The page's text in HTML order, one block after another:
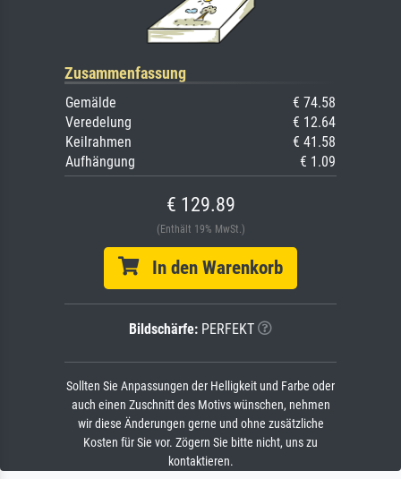
Zusammenfassung
Gemälde
€ 74.58
Veredelung
€ 12.64
Keilrahmen
€ 41.58
Aufhängung
€ 1.09
€ 129.89
(Enthält 19% MwSt.)
In den Warenkorb
Bildschärfe: PERFEKT
Sollten Sie Anpassungen der Helligkeit und Farbe oder
auch einen Zuschnitt des Motivs wünschen, nehmen
wir diese Änderungen gerne und ohne zusätzliche
Kosten für Sie vor. Zögern Sie bitte nicht, uns zu
kontaktieren.